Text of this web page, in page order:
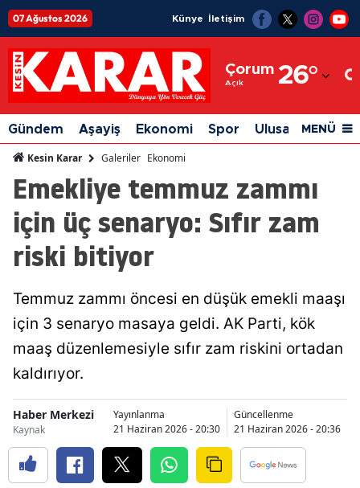
07 Ağustos 2026 Künye İletişim
Çorum
Açık 26°
Adıyaman
Afyonkarahisar
Ağrı
Amasya
Ankara
Balıkesir
Bingöl
Bitlis
Bolu
Gündem Aşayiş Ekonomi Spor Ulusal Siyaset
MENÜ
Kesin Karar Galeriler Ekonomi
Emekliye temmuz zammı
için üç senaryo: Sıfır zam
riski bitiyor
Temmuz zammı öncesi en düşük emekli maaşı
için 3 senaryo masaya geldi. AK Parti, kök
maaş düzenlemesiyle sıfır zam riskini ortadan
kaldırıyor.
Haber Merkezi
Kaynak
Yayınlanma
21 Haziran 2026 - 20:30
Güncellenme
21 Haziran 2026 - 20:36